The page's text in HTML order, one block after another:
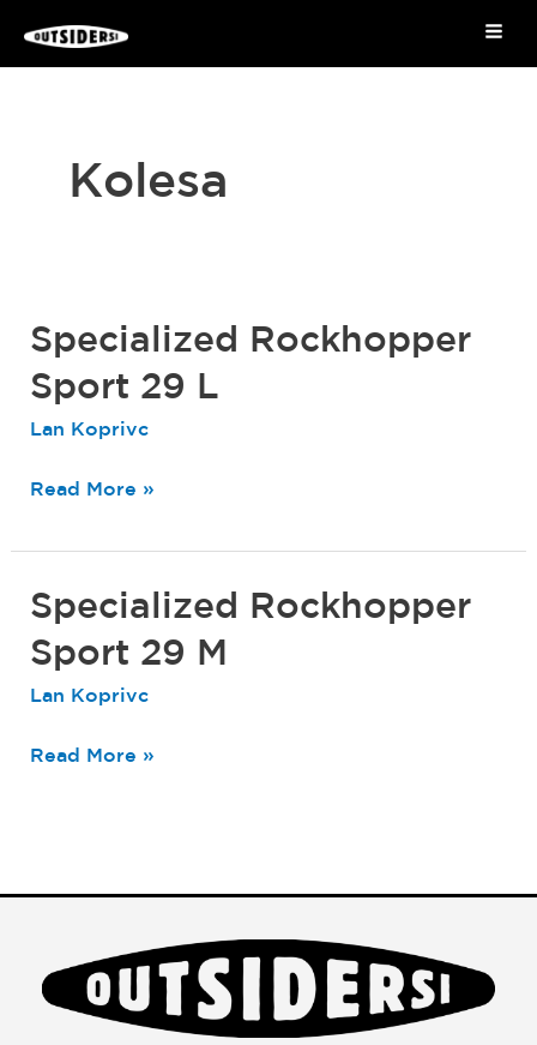
Kolesa
Specialized Rockhopper
Sport 29 L
Lan Koprivc
Specialized
Rockhopper
Sport
29
Read More »
Specialized Rockhopper
Sport 29 M
Lan Koprivc
Specialized
Rockhopper
Sport
29
Read More »